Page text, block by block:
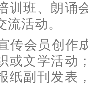
训班、朗诵
活动。
传会员创
或文学活动
纸副刊发表